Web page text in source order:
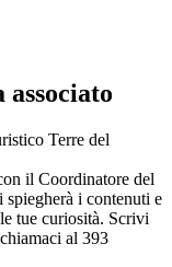
associato
Terre del
il Coordinatore del
i contenuti e
tue curiosità. Scrivi
al 393